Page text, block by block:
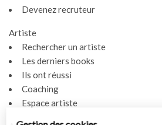
Devenez recruteur
Artiste
Rechercher un artiste
Les derniers books
Ils ont réussi
Coaching
Espace artiste